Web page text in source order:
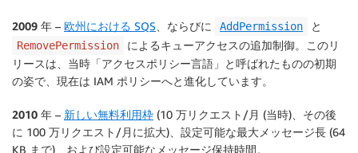
2009 年 – 欧州における SQS 、ならびに AddPermission と
RemovePermission
によるキューアクセスの追加制御。このリ
リースは、当時「アクセスポリシー言語」と呼ばれたものの初期
の姿で、現在は IAM ポリシーへと進化しています。
2010 年 – 新しい無料利用枠 (10 万リクエスト/月 (当時)、その後
に 100 万リクエスト/月に拡大)、設定可能な最大メッセージ長 (64
KB まで)、および設定可能なメッセージ保持時間。